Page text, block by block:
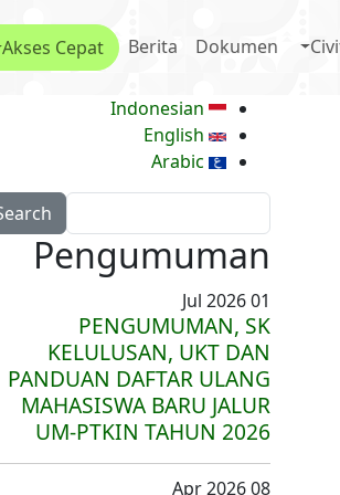
Dokumen
Berita
Akses Cepat
Pengumuman
01 Jul 2026
PENGUMUMAN, SK
KELULUSAN, UKT DAN
PANDUAN DAFTAR ULANG
MAHASISWA BARU JALUR
UM-PTKIN TAHUN 2026
08 Apr 2026